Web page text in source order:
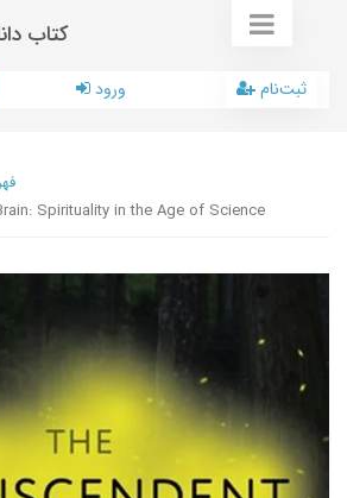
کتاب
ورود ثبت‌نام
Spirituality in the Age of Science